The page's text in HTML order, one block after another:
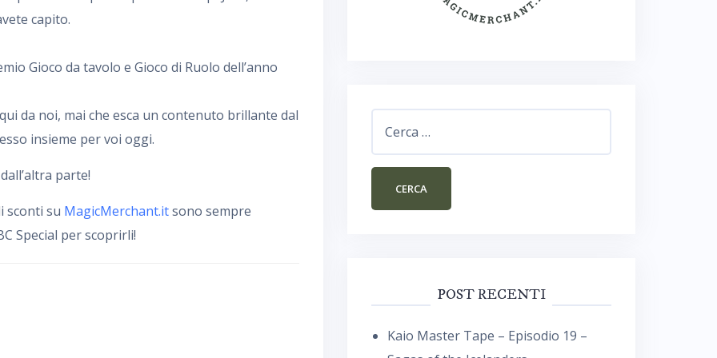
capito.
Gioco da tavolo e Gioco di Ruolo dell’anno
da noi, mai che esca un contenuto brillante dal
insieme per voi oggi.
parte!
sconti su MagicMerchant.itsono sempre
Special per scoprirli!
POST RECENTI
Kaio Master Tape – Episodio 19 –